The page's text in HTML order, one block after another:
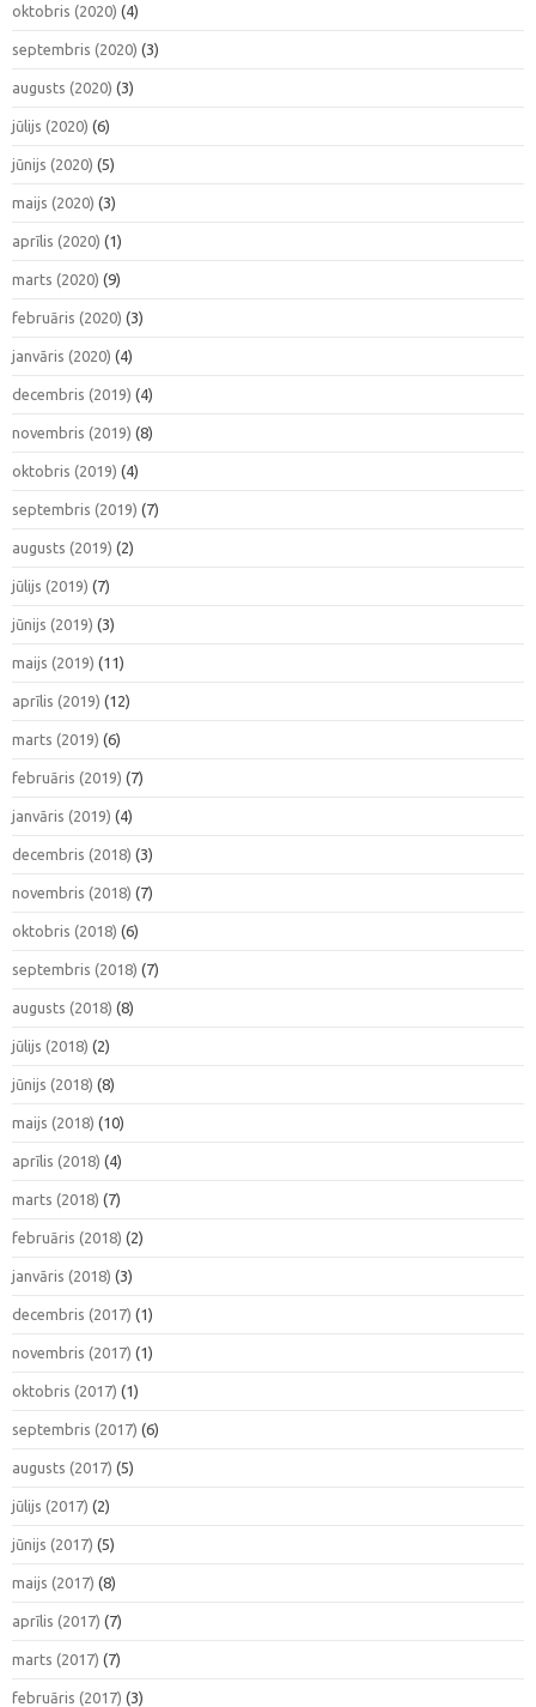
oktobris (2020) (4)
septembris (2020) (3)
augusts (2020) (3)
jūlijs (2020) (6)
jūnijs (2020) (5)
maijs (2020) (3)
aprīlis (2020) (1)
marts (2020) (9)
februāris (2020) (3)
janvāris (2020) (4)
decembris (2019) (4)
novembris (2019) (8)
oktobris (2019) (4)
septembris (2019) (7)
augusts (2019) (2)
jūlijs (2019) (7)
jūnijs (2019) (3)
maijs (2019) (11)
aprīlis (2019) (12)
marts (2019) (6)
februāris (2019) (7)
janvāris (2019) (4)
decembris (2018) (3)
novembris (2018) (7)
oktobris (2018) (6)
septembris (2018) (7)
augusts (2018) (8)
jūlijs (2018) (2)
jūnijs (2018) (8)
maijs (2018) (10)
aprīlis (2018) (4)
marts (2018) (7)
februāris (2018) (2)
janvāris (2018) (3)
decembris (2017) (1)
novembris (2017) (1)
oktobris (2017) (1)
septembris (2017) (6)
augusts (2017) (5)
jūlijs (2017) (2)
jūnijs (2017) (5)
maijs (2017) (8)
aprīlis (2017) (7)
marts (2017) (7)
februāris (2017) (3)